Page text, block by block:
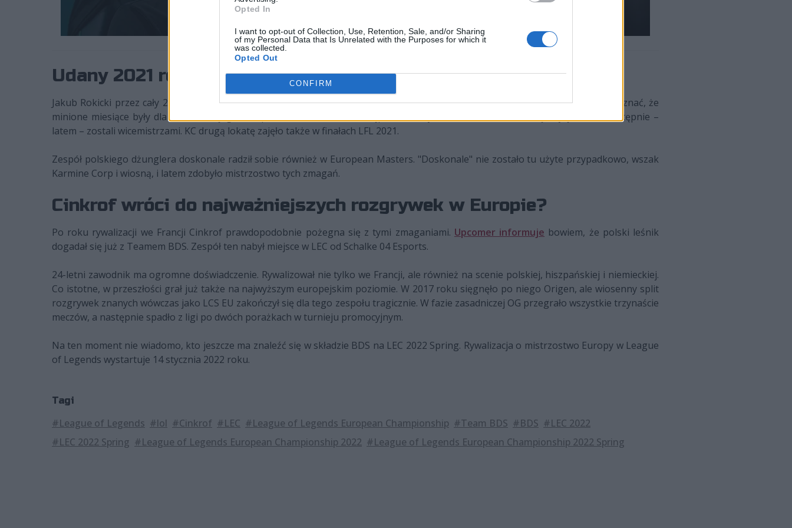
Opted In
I want to opt-out of Collection, Use, Retention, Sale, and/or Sharing
of my Personal Data that Is Unrelated with the Purposes for which it
was collected.
Opted Out
CONFIRM
Udany 2021 rok
Jakub Rokicki przez cały 2021 rok reprezentował barwy Karmine Corp, z którym rywalizował w La Ligue Française. Trzeba przyznać, że
minione miesiące były dla Cinkrofa i jego kompanów bardzo udane. Najpierw zdobyli mistrzostwo wiosennej edycji LFL, a następnie –
latem – zostali wicemistrzami. KC drugą lokatę zajęło także w finałach LFL 2021.
Zespół polskiego dżunglera doskonale radził sobie również w European Masters. "Doskonale" nie zostało tu użyte przypadkowo, wszak
Karmine Corp i wiosną, i latem zdobyło mistrzostwo tych zmagań.
Cinkrof wróci do najważniejszych rozgrywek w Europie?
Po roku rywalizacji we Francji Cinkrof prawdopodobnie pożegna się z tymi zmaganiami. Upcomer informuje bowiem, że polski leśnik
dogadał się już z Teamem BDS. Zespół ten nabył miejsce w LEC od Schalke 04 Esports.
24-letni zawodnik ma ogromne doświadczenie. Rywalizował nie tylko we Francji, ale również na scenie polskiej, hiszpańskiej i niemieckiej.
Co istotne, w przeszłości grał już także na najwyższym europejskim poziomie. W 2017 roku sięgnęło po niego Origen, ale wiosenny split
rozgrywek znanych wówczas jako LCS EU zakończył się dla tego zespołu tragicznie. W fazie zasadniczej OG przegrało wszystkie trzynaście
meczów, a następnie spadło z ligi po dwóch porażkach w turnieju promocyjnym.
Na ten moment nie wiadomo, kto jeszcze ma znaleźć się w składzie BDS na LEC 2022 Spring. Rywalizacja o mistrzostwo Europy w League
of Legends wystartuje 14 stycznia 2022 roku.
Tagi
#League of Legends #lol #Cinkrof #LEC #League of Legends European Championship #Team BDS #BDS #LEC 2022
#LEC 2022 Spring #League of Legends European Championship 2022 #League of Legends European Championship 2022 Spring